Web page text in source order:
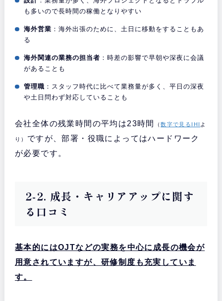
も多いので長時間の稼働となりやすい
海外営業 ：海外出張のために、土日に移動をすることもあ
る
海外関連の業務の担当者 ：時差の影響で早朝や深夜に会議
があることも
管理職 ：スタッフ時代に比べて業務量が多く、平日の深夜
や土日問わず対応していることも
会社全体の残業時間の平均は23時間 （数字で見るIHI よ
り）
ですが、部署・役職によってはハードワーク
が必要です。
2-2. 成長・キャリアアップに関す
る口コミ
基本的にはOJTなどの実務を中心に成長の機会が
用意されていますが、研修制度も充実していま
す。